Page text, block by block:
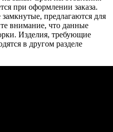
при оформлении заказа.
предлагаются для
внимание, что данные
Изделия, требующие
в другом разделе